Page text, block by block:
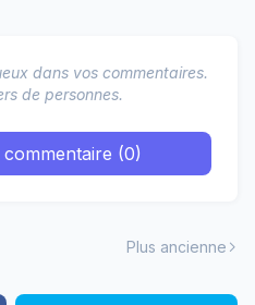
dans vos commentaires.
de personnes.
(0)
Plus ancienne